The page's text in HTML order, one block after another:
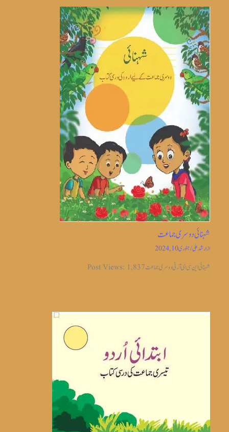
شہنائی دوسری جماعت
ازارشد علی/جنوری 10, 2024
شہنائی این سی ای آر ٹی دوسری جماعت Post Views: 1,837